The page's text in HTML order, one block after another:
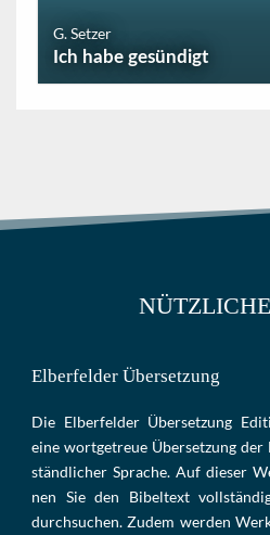
G. Setzer
Ich habe gesündigt
Elberfelder Übersetzung
Die Elber­fel­der Über­set­zung
eine wort­ge­treue Über­set­zung
ständ­li­cher Spra­che. Auf die­ser
nen Sie den Bi­bel­text
durch­su­chen. Zu­dem wer­den